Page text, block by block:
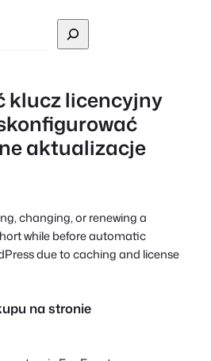
Spanish
Italian
Portuguese
Greek
klucz licencyjny
aktualizacje
changing, or renewing a
while before automatic
due to caching and license
na stronie